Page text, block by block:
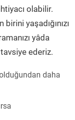
olabilir.
yaşadığınızı
yâda
ederiz.
daha